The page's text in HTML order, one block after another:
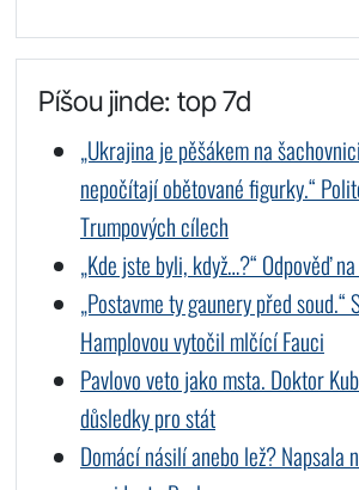
Píšou jinde: top 7d
„Ukrajina je pěšákem na
nepočítají obětované figurky.“
Trumpových cílech
„Kde jste byli, když…?“ Odpověď
„Postavme ty gaunery před soud.“
Hamplovou vytočil mlčící Fauci
Pavlovo veto jako msta. Doktor
důsledky pro stát
Domácí násilí anebo lež? Napsala